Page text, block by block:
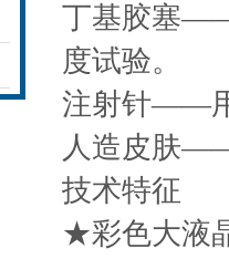
丁基胶塞——
度试验。
注射针——
人造皮肤
技术特征
★彩色大液